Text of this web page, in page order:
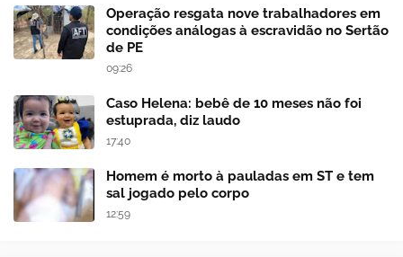
Operação resgata nove trabalhadores em
condições análogas à escravidão no Sertão
de PE
09:26
Caso Helena: bebê de 10 meses não foi
estuprada, diz laudo
17:40
Homem é morto à pauladas em ST e tem
sal jogado pelo corpo
12:59